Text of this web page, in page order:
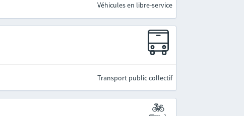
Véhicules en libre-service
Transport public collectif